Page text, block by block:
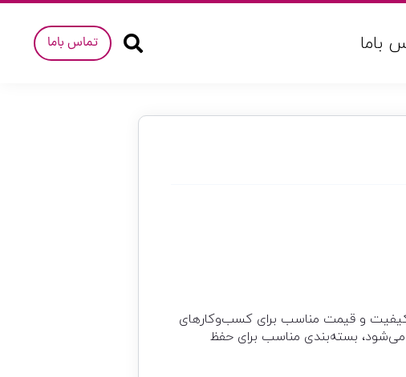
باما تماس باما
کیفیت و قیمت مناسب برای کسب‌وکارهای
بسته‌بندی مناسب برای حفظ